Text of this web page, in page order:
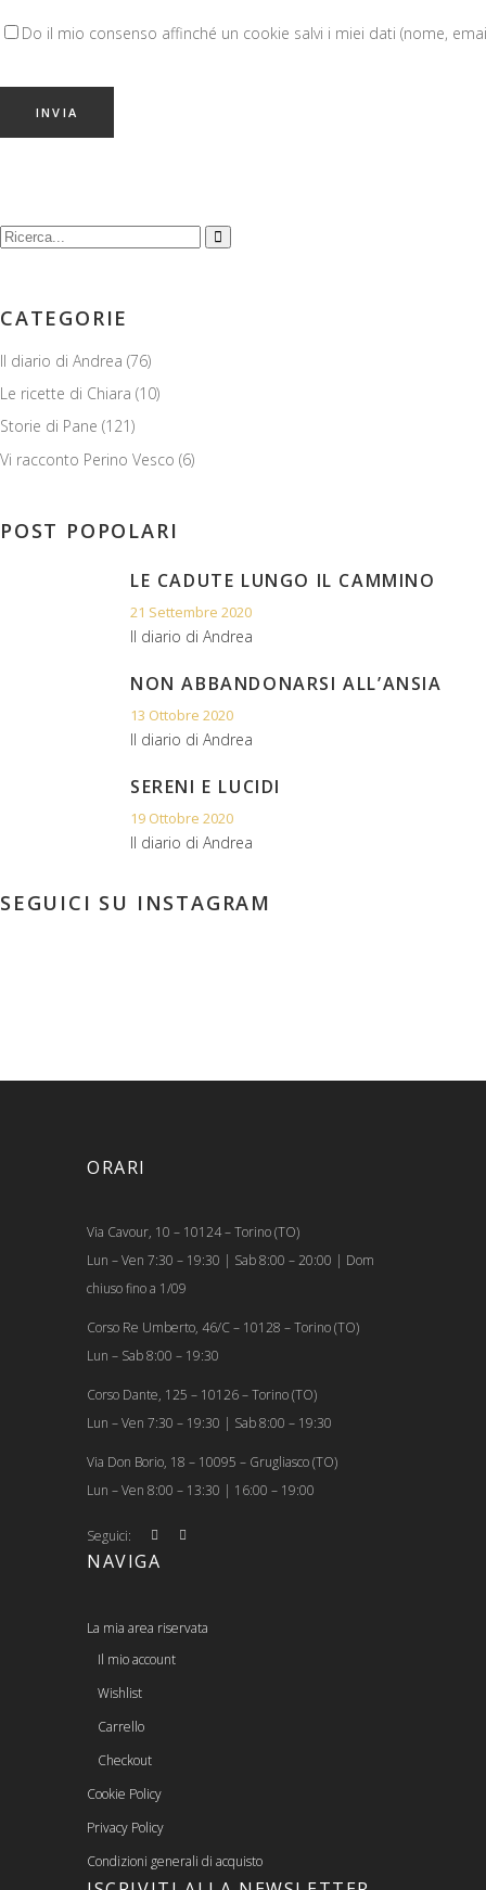
Do il mio consenso affinché un cookie salvi i miei dati (nome,
Cerca:
CATEGORIE
Il diario di Andrea (76)
Le ricette di Chiara (10)
Storie di Pane (121)
Vi racconto Perino Vesco (6)
POST POPOLARI
LE CADUTE LUNGO IL CAMMINO
21 Settembre 2020
Il diario di Andrea
NON ABBANDONARSI ALL’ANSIA
13 Ottobre 2020
Il diario di Andrea
SERENI E LUCIDI
19 Ottobre 2020
Il diario di Andrea
SEGUICI SU INSTAGRAM
ORARI
Via Cavour, 10 – 10124 – Torino (TO)
Lun – Ven 7:30 – 19:30 | Sab 8:00 – 20:00 | Dom
chiuso fino a 1/09
Corso Re Umberto, 46/C – 10128 – Torino (TO)
Lun – Sab 8:00 – 19:30
Corso Dante, 125 – 10126 – Torino (TO)
Lun – Ven 7:30 – 19:30 | Sab 8:00 – 19:30
Via Don Borio, 18 – 10095 – Grugliasco (TO)
Lun – Ven 8:00 – 13:30 | 16:00 – 19:00
Seguici:
NAVIGA
La mia area riservata
Il mio account
Wishlist
Carrello
Checkout
Cookie Policy
Privacy Policy
Condizioni generali di acquisto